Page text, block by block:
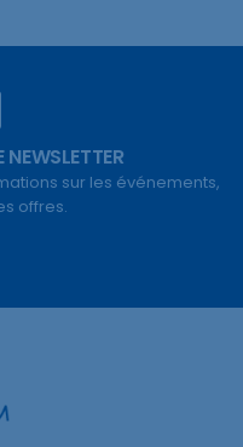
sur les événements,
offres.